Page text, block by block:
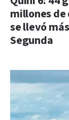
millones de
se llevó
Segunda